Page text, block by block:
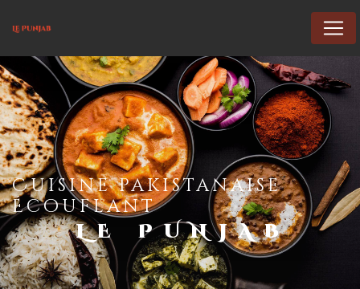
cuisine pakistanaise
Écouflant
LE PUNJAB